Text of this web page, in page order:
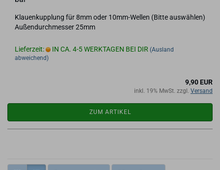
Klau­en­kupp­lung für 8mm oder 10mm-​Wellen (Bitte aus­wäh­len)
Au­ßen­durch­mes­ser 25mm
Lieferzeit: IN CA. 4-5 WERKTAGEN BEI DIR (Ausland
abweichend)
9,90 EUR
inkl. 19% MwSt. zzgl. Versand
ZUM ARTIKEL